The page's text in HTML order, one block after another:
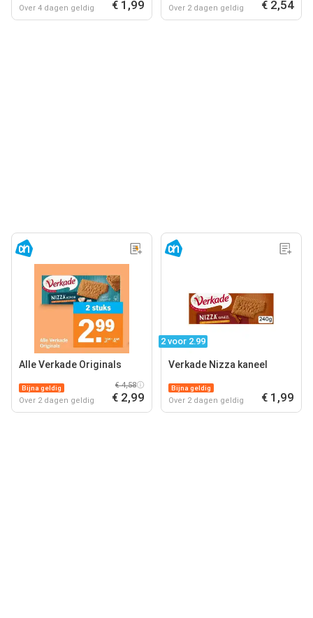
Over 4 dagen geldig € 1,99 Over 2 dagen geldig € 2,54
Alle Verkade Originals
Bijna geldig
Over 2 dagen geldig
€ 4,58
€ 2,99
2 voor 2.99
Verkade Nizza kaneel
Bijna geldig
Over 2 dagen geldig € 1,99